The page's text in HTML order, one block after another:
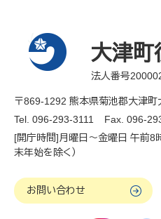
大津町
法人番号
〒869-1292 熊本県菊池郡大津町
Tel. 096-293-3111
Fax. 096-
[開庁時間]月曜日～金曜日 午前8
末年始を除く）
お問い合わせ